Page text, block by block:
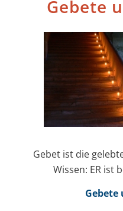
Gebete
Gebet ist die
Wissen: ER ist
Gebete